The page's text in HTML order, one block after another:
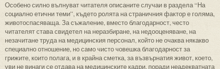
Особено силно вълнуват читателя описаните случаи в раздела “На
социално етични теми”, където ролята на страничния фактор е голяма,
животоспасяваща. За съжаление, вместо благодарност, често
читателят става свидетел на неразбиране, на недооценяване, на
незачитане труда на медицинския персонал, който не очаква някакво
специално отношение, но само чисто човешка благодарност за
грижите, които полага, и в крайна сметка, за възвърнатия живот, което,
уви не винаги се отдава на медицинските кадри, поради неадекватната